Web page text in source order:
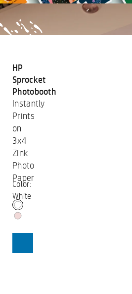
Żadnych problemów.
Uwiecznij każdą chwilę na
o wymiarach 3x4”
papier – odporny na
odporne na rozdarcia i trwałe.
HP
Sprocket
Photobooth
Instantly
Prints
on
3x4
Zink
Photo
Paper
Color:
White